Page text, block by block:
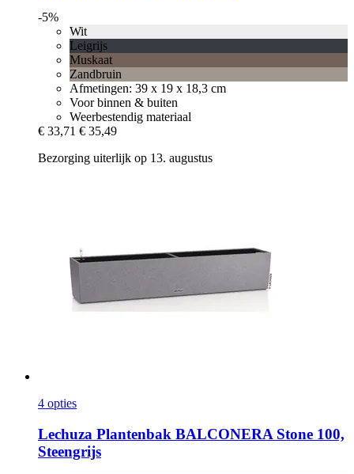
-5%
Wit
Leigrijs
Muskaat
Zandbruin
Afmetingen: 39 x 19 x 18,3 cm
Voor binnen & buiten
Weerbestendig materiaal
€ 33,71 € 35,49
Bezorging uiterlijk op 13. augustus
4 opties
Lechuza Plantenbak BALCONERA Stone 100,
Steengrijs